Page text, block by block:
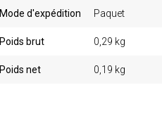
Mode d'expédition Paquet
Poids brut 0,29 kg
Poids net 0,19 kg